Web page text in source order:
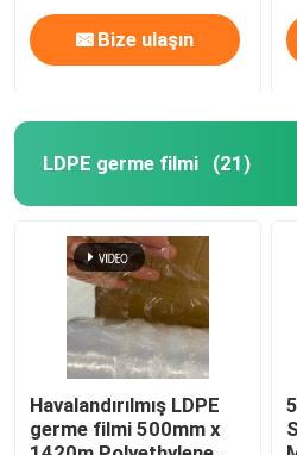
Bize ulaşın
LDPE germe filmi (21)
Havalandırılmış LDPE
germe filmi 500mm x